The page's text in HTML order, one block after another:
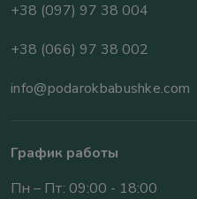
+38 (097) 97 38 004
+38 (066) 97 38 002
info@podarokbabushke.com
График работы
Пн – Пт: 09:00 - 18:00